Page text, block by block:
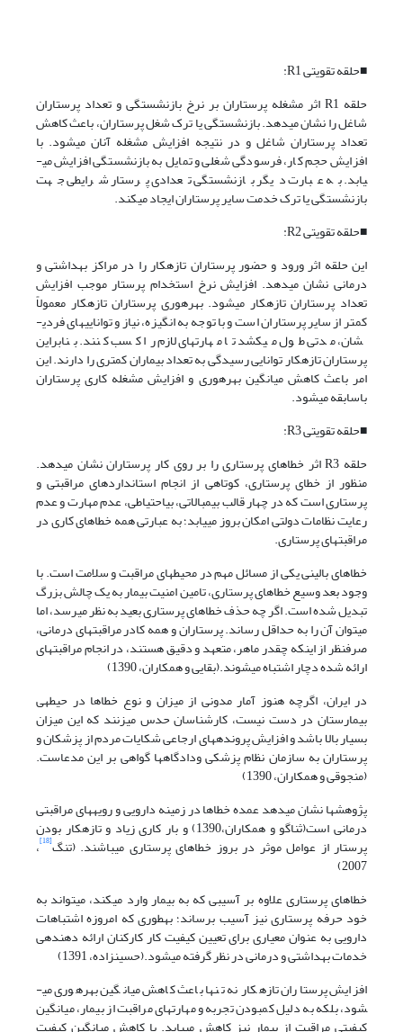
■حلقه تقویتی R1:
حلقه R1 اثر مشغله پرستاران بر نرخ بازنشستگی و تعداد پرستاران
شاغل را نشان می­دهد. بازنشستگی یا ترک شغل پرستاران، باعث کاهش
تعداد پرستاران شاغل و در نتیجه افزایش مشغله آنان می­شود. با
افزایش حجم کار، فرسودگی شغلی و تمایل به بازنشستگی افزایش می­
یابد. به عبارت دیگر بازنشستگی تعدادی پرستار شرایطی جهت
بازنشستگی یا ترک خدمت سایر پرستاران ایجاد می­کند.
■حلقه تقویتی R2:
این حلقه اثر ورود و حضور پرستاران تازه­کار را در مراکز بهداشتی و
درمانی نشان می­دهد. افزایش نرخ استخدام پرستار موجب افزایش
تعداد پرستاران تازه­کار می­شود. بهره­وری پرستاران تازه­کار معمولاً
کمتر از سایر پرستاران است و با توجه به انگیزه، نیاز و توانایی­های فردی­
شان، مدتی طول می­کشد تا مهارت­های لازم را کسب کنند. بنابراین
پرستاران تازه­کار توانایی رسیدگی به تعداد بیماران کمتری را دارند. این
امر باعث کاهش میانگین بهره­وری و افزایش مشغله کاری پرستاران
باسابقه می­شود.
■حلقه تقویتی R3:
حلقه R3 اثر خطاهای پرستاری را بر روی کار پرستاران نشان می­دهد.
منظور از خطای پرستاری، کوتاهی از انجام استانداردهای مراقبتی و
پرستاری است که در چهار قالب بی­مبالاتی، بی­احتیاطی، عدم مهارت و عدم
رعایت نظامات دولتی امکان بروز می­یابد؛ به عبارتی همه خطاهای کاری در
مراقبت­های پرستاری.
خطاهای بالینی یکی از مسائل مهم در محیط­های مراقبت و سلامت است. با
وجود بعد وسیع خطاهای پرستاری، تامین امنیت بیمار به یک چالش بزرگ
تبدیل شده است. اگر چه حذف خطاهای پرستاری بعید به نظر می­رسد، اما
می­توان آن را به حداقل رساند. پرستاران و همه کادر مراقبت­های درمانی،
صرف­نظر از این­که چقدر ماهر، متعهد و دقیق هستند، در انجام مراقبت­های
ارائه شده دچار اشتباه می­شوند.(بقایی و همکاران، 1390)
در ایران، اگرچه هنوز آمار مدونی از میزان و نوع خطاها در حیطه­ی
بیمارستان در دست نیست، کارشناسان حدس می­زنند که این میزان
بسیار بالا باشد و افزایش پرونده­های ارجاعی شکایات مردم از پزشکان و
پرستاران به سازمان نظام پزشکی ودادگاه­ها گواهی بر این مدعاست.
(منجوقی و همکاران، 1390)
پژوهش­ها نشان می­دهد عمده خطاها در زمینه دارویی و رویه­های مراقبتی
درمانی است(ثناگو و همکاران،1390) و بار کاری زیاد و تازه­کار بودن
پرستار از عوامل موثر در بروز خطاهای پرستاری می­باشند. (تنگ[18] ،
2007)
خطاهای پرستاری علاوه بر آسیبی که به بیمار وارد می­کند، می­تواند به
خود حرفه پرستاری نیز آسیب برساند؛ به­طوری که امروزه اشتباهات
دارویی به عنوان معیاری برای تعیین کیفیت کار کارکنان ارائه دهنده­ی
خدمات بهداشتی و درمانی در نظر گرفته می­شود.(حسین­زاده، 1391)
افزایش پرستاران تازه­کار نه تنها باعث کاهش میانگین بهره­وری می­
شود، بلکه به دلیل کم­بودن تجربه و مهارت­های مراقبت از بیمار، میانگین